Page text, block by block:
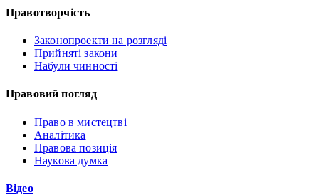
Правотворчість
Законопроекти на розгляді
Прийняті закони
Набули чинності
Правовий погляд
Право в мистецтві
Аналітика
Правова позиція
Наукова думка
Відео